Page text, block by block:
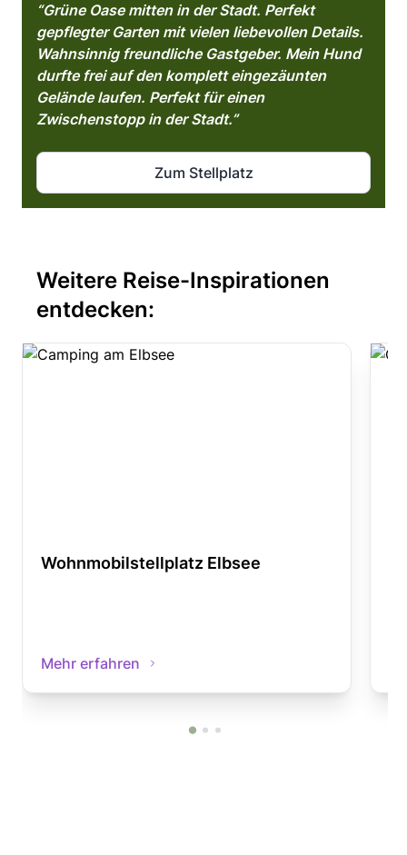
“Grüne Oase mitten in der Stadt. Perfekt
gepflegter Garten mit vielen liebevollen Details.
Wahnsinnig freundliche Gastgeber. Mein Hund
durfte frei auf den komplett eingezäunten
Gelände laufen. Perfekt für einen
Zwischenstopp in der Stadt.”
Zum Stellplatz
Weitere Reise-Inspirationen
entdecken:
Wohnmobilstellplatz Elbsee
Mehr erfahren